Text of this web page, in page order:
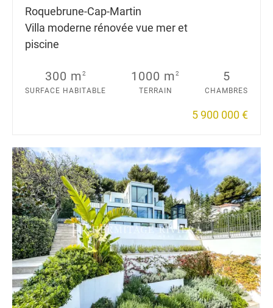
Roquebrune-Cap-Martin
Villa moderne rénovée vue mer et
piscine
300 m2
SURFACE HABITABLE
1000 m2
TERRAIN
5
CHAMBRES
5 900 000 €